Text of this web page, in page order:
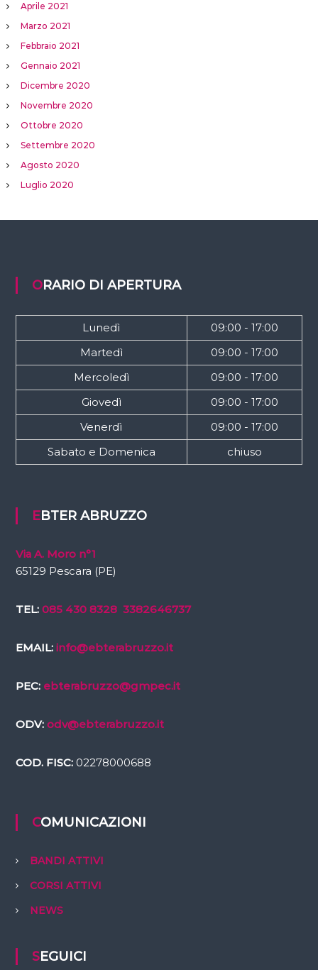
Aprile 2021
Marzo 2021
Febbraio 2021
Gennaio 2021
Dicembre 2020
Novembre 2020
Ottobre 2020
Settembre 2020
Agosto 2020
Luglio 2020
ORARIO DI APERTURA
Lunedì
09:00 - 17:00
Martedì
09:00 - 17:00
Mercoledì
09:00 - 17:00
Giovedì
09:00 - 17:00
Venerdì
09:00 - 17:00
Sabato e Domenica
chiuso
EBTER ABRUZZO
Via A. Moro n°1
65129 Pescara (PE)
TEL: 085 430 8328 3382646737
EMAIL: info@ebterabruzzo.it
PEC: ebterabruzzo@gmpec.it
ODV: odv@ebterabruzzo.it
COD. FISC:02278000688
COMUNICAZIONI
BANDI ATTIVI
CORSI ATTIVI
NEWS
SEGUICI